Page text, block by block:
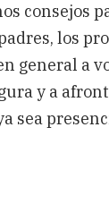
consejos
los
general a
y a
sea